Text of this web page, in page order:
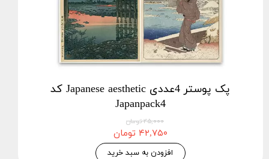
پک پوستر 4عددی Japanese aesthetic کد
Japanpack4
۴۵,۰۰۰ تومان
۴۲,۷۵۰ تومان
افزودن به سبد خرید